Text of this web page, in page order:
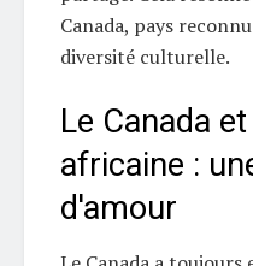
Canada, pays
diversité culturelle.
Le Canada
africaine :
d'amour